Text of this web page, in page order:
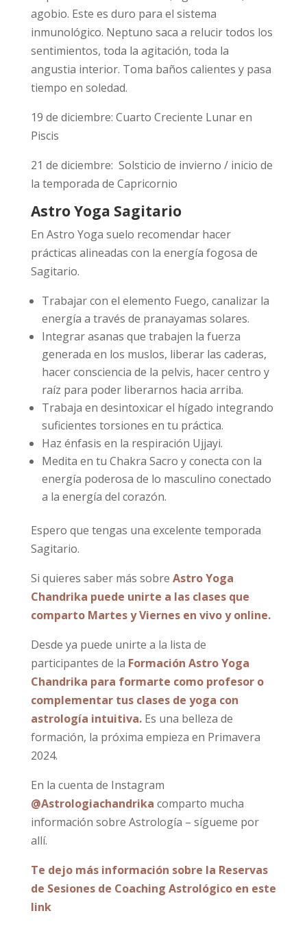
agobio. Este es duro para el sistema
inmunológico. Neptuno saca a relucir todos los
sentimientos, toda la agitación, toda la
angustia interior. Toma baños calientes y pasa
tiempo en soledad.
19 de diciembre: Cuarto Creciente Lunar en
Piscis
21 de diciembre: Solsticio de invierno / inicio de
la temporada de Capricornio
Astro Yoga Sagitario
En Astro Yoga suelo recomendar hacer
prácticas alineadas con la energía fogosa de
Sagitario.
Trabajar con el elemento Fuego, canalizar la
energía a través de pranayamas solares.
Integrar asanas que trabajen la fuerza
generada en los muslos, liberar las caderas,
hacer consciencia de la pelvis, hacer centro y
raíz para poder liberarnos hacia arriba.
Trabaja en desintoxicar el hígado integrando
suficientes torsiones en tu práctica.
Haz énfasis en la respiración Ujjayi.
Medita en tu Chakra Sacro y conecta con la
energía poderosa de lo masculino conectado
a la energía del corazón.
Espero que tengas una excelente temporada
Sagitario.
Si quieres saber más sobre Astro Yoga
Chandrika puede unirte a las clases que
comparto Martes y Viernes en vivo y online.
Desde ya puede unirte a la lista de
participantes de la Formación Astro Yoga
Chandrika para formarte como profesor o
complementar tus clases de yoga con
astrología intuitiva.Es una belleza de
formación, la próxima empieza en Primavera
2024.
En la cuenta de Instagram
@Astrologiachandrika comparto mucha
información sobre Astrología – sígueme por
allí.
Te dejo más información sobre la Reservas
de Sesiones de Coaching Astrológico en este
link